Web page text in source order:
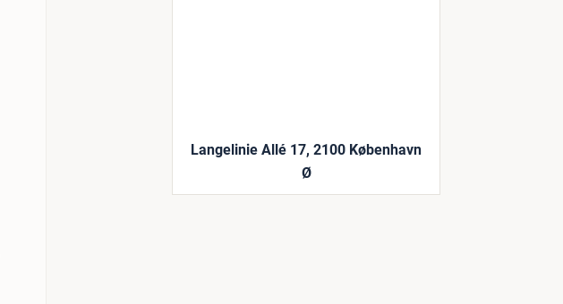
Langelinie Allé 17, 2100 København
Ø